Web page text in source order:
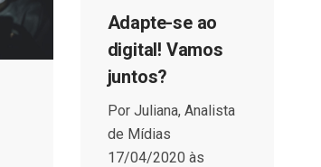
Adapte-se ao
digital! Vamos
juntos?
Por Juliana, Analista
de Mídias
17/04/2020 às